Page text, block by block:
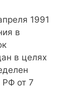
1991
в
в целях
РФ от 7